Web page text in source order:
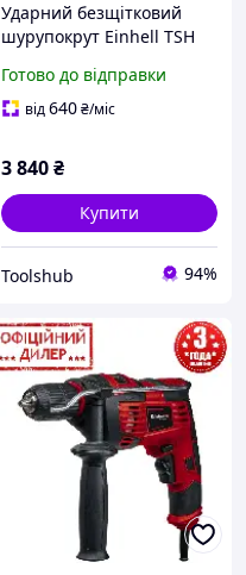
Ударний безщітковий
шурупокрут Einhell TSH
В, двошвидкісний, Без
АКБ)
Готово до відправки
від640₴/міс
3 840₴
Купити
Toolshub 94%